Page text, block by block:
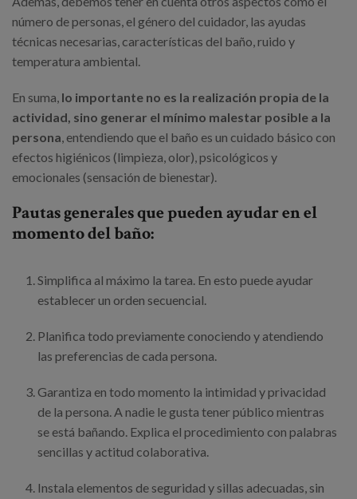
número de personas, el género del cuidador, las ayudas
técnicas necesarias, características del baño, ruido y
temperatura ambiental.
En suma, lo importante no es la realización propia de la
actividad, sino generar el mínimo malestar posible a la
persona, entendiendo que el baño es un cuidado básico con
efectos higiénicos (limpieza, olor), psicológicos y
emocionales (sensación de bienestar).
Pautas generales que pueden ayudar en el
momento del baño:
Simplifica al máximo la tarea. En esto puede ayudar
establecer un orden secuencial.
Planifica todo previamente conociendo y atendiendo
las preferencias de cada persona.
Garantiza en todo momento la intimidad y privacidad
de la persona. A nadie le gusta tener público mientras
se está bañando. Explica el procedimiento con palabras
sencillas y actitud colaborativa.
Instala elementos de seguridad y sillas adecuadas, sin